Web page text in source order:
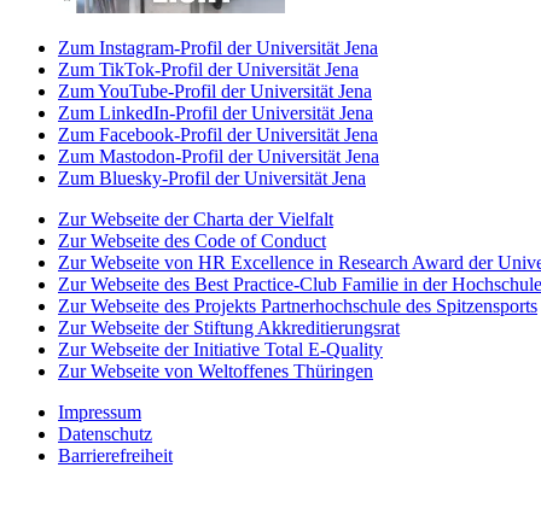
Zum Instagram-Profil der Universität Jena
Zum TikTok-Profil der Universität Jena
Zum YouTube-Profil der Universität Jena
Zum LinkedIn-Profil der Universität Jena
Zum Facebook-Profil der Universität Jena
Zum Mastodon-Profil der Universität Jena
Zum Bluesky-Profil der Universität Jena
Zur Webseite der Charta der Vielfalt
Zur Webseite des Code of Conduct
Zur Webseite von HR Excellence in Research Award der
Zur Webseite des Best Practice-Club Familie in der Hochschule
Zur Webseite des Projekts Partnerhochschule des Spitzensports
Zur Webseite der Stiftung Akkreditierungsrat
Zur Webseite der Initiative Total E-Quality
Zur Webseite von Weltoffenes Thüringen
Impressum
Datenschutz
Barrierefreiheit